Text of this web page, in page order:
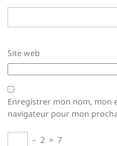
Site web
Enregistrer mon nom, mon
navigateur pour mon
− 2 = 7